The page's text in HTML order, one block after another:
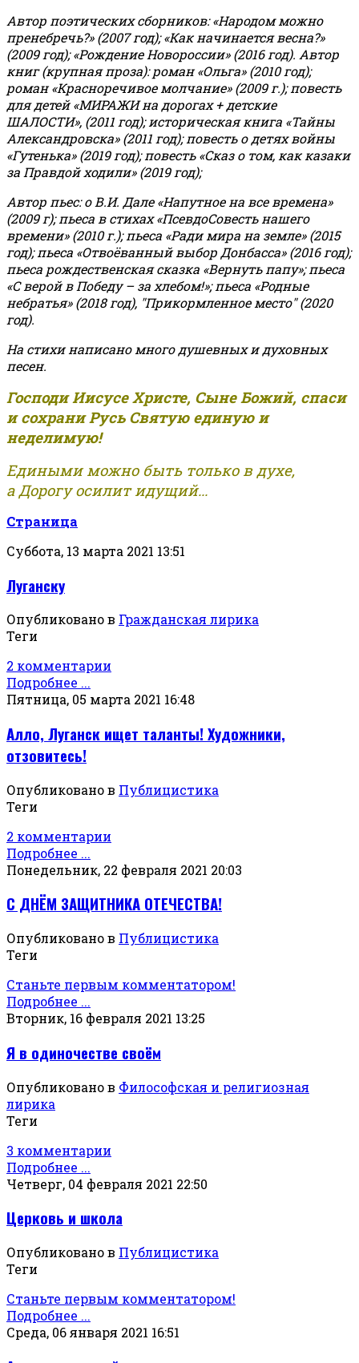
Автор поэтических сборников: «Народом можно
пренебречь?» (2007 год); «Как начинается весна?»
(2009 год); «Рождение Новороссии» (2016 год). Автор
книг (крупная проза): роман «Ольга» (2010 год);
роман «Красноречивое молчание» (2009 г.); повесть
для детей «МИРАЖИ на дорогах + детские
ШАЛОСТИ», (2011 год); историческая книга «Тайны
Александровска» (2011 год); повесть о детях войны
«Гутенька» (2019 год); повесть «Сказ о том, как казаки
за Правдой ходили» (2019 год);
Автор пьес: о В.И. Дале «Напутное на все времена»
(2009 г); пьеса в стихах «ПсевдоСовесть нашего
времени» (2010 г.); пьеса «Ради мира на земле» (2015
год); пьеса «Отвоёванный выбор Донбасса» (2016 год);
пьеса рождественская сказка «Вернуть папу»; пьеса
«С верой в Победу – за хлебом!»;пьеса «Родные
небратья» (2018 год), "Прикормленное место" (2020
год).
На стихи написано много душевных и духовных
песен.
Господи Иисусе Христе, Сыне Божий, спаси
и сохрани Русь Святую единую и
неделимую!
Едиными можно быть только в духе,
а Дорогу осилит идущий...
Страница
Суббота, 13 марта 2021 13:51
Луганску
Опубликовано в Гражданская лирика
Теги
2 комментарии
Подробнее ...
Пятница, 05 марта 2021 16:48
Алло, Луганск ищет таланты! Художники,
отзовитесь!
Опубликовано в Публицистика
Теги
2 комментарии
Подробнее ...
Понедельник, 22 февраля 2021 20:03
С ДНЁМ ЗАЩИТНИКА ОТЕЧЕСТВА!
Опубликовано в Публицистика
Теги
Станьте первым комментатором!
Подробнее ...
Вторник, 16 февраля 2021 13:25
Я в одиночестве своём
Опубликовано в Философская и религиозная
лирика
Теги
3 комментарии
Подробнее ...
Четверг, 04 февраля 2021 22:50
Церковь и школа
Опубликовано в Публицистика
Теги
Станьте первым комментатором!
Подробнее ...
Среда, 06 января 2021 16:51